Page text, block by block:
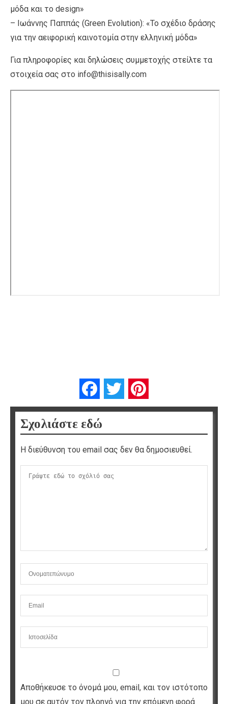
μόδα και το design»
– Ιωάννης Παππάς (Green Evolution): «Το σχέδιο δράσης
για την αειφορική καινοτομία στην ελληνική μόδα»
Για πληροφορίες και δηλώσεις συμμετοχής στείλτε τα
στοιχεία σας στο info@thisisally.com
FacebookTwitter
Σχολιάστε εδώ
Η διεύθυνση του email σας δεν θα δημοσιευθεί.
Αποθήκευσε το όνομά μου, email, και τον ιστότοπο
μου σε αυτόν τον πλοηγό για την επόμενη φορά